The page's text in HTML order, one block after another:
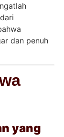
dan penuh
yang